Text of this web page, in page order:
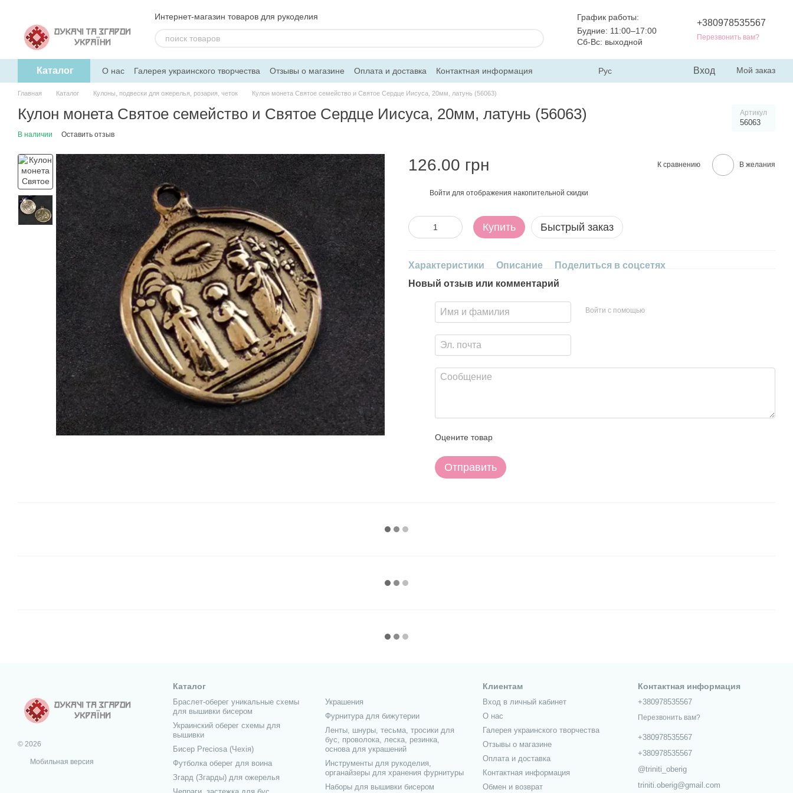
Интернет-магазин товаров для рукоделия
График работы:
Будние: 11:00–17:00
Сб-Вс: выходной
+380978535567
Перезвонить вам?
Каталог О нас Галерея украинского творчества Отзывы о магазине Оплата и доставка
Контактная информация
Обмен и возврат
Блог Новинки
Рус Вход Мой заказ
Главная Каталог Кулоны, подвески для ожерелья, розария, четок Кулон монета Святое семейство и Святое Сердце Иисуса, 20мм, латунь (56063)
Кулон монета Святое семейство и Святое Сердце Иисуса, 20мм, латунь (56063) Артикул
56063
В наличии Оставить отзыв
126.00 грн К сравнению В желания
Войти для отображения накопительной скидки
Купить Быстрый заказ
Характеристики Описание
Поделиться в соцсетях
Новый отзыв или комментарий
Войти с помощью
Оцените товар
Отправить
© 2026
Мобильная версия
Каталог
Браслет-оберег уникальные схемы
для вышивки бисером
Украинский оберег схемы для
вышивки
Бисер Preciosa (Чехія)
Футболка оберег для воина
Згард (Згарды) для ожерелья
Украшения
Фурнитура для бижутерии
Ленты, шнуры, тесьма, тросики для
бус, проволока, леска, резинка,
основа для украшений
Инструменты для рукоделия,
органайзеры для хранения фурнитуры
Наборы для вышивки бисером
Клиентам
Вход в личный кабинет
О нас
Галерея украинского творчества
Отзывы о магазине
Оплата и доставка
Контактная информация
Обмен и возврат
Контактная информация
+380978535567
Перезвонить вам?
+380978535567
+380978535567
@triniti_oberig
triniti.oberig@gmail.com